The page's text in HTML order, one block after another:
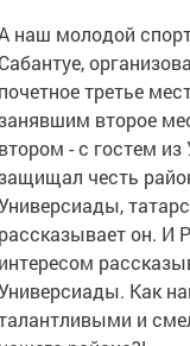
наш молодой
третье
второе
- с гостем из
честь
он. И
Как
и